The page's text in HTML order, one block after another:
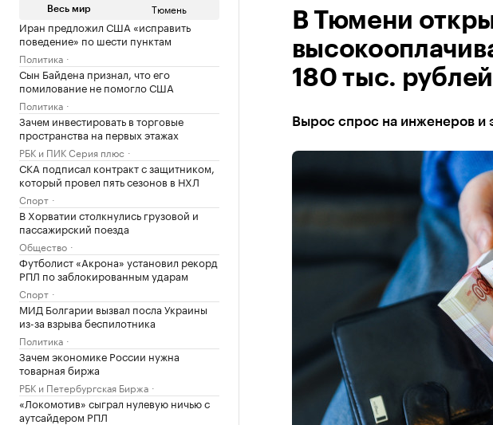
Весь мир Тюмень
Иран предложил США «исправить
поведение» по шести пунктам
Политика
Сын Байдена признал, что его
помилование не помогло США
Политика
Зачем инвестировать в торговые
пространства на первых этажах
РБК и ПИК Серия плюс
СКА подписал контракт с защитником,
который провел пять сезонов в НХЛ
Спорт
В Хорватии столкнулись грузовой и
пассажирский поезда
Общество
Футболист «Акрона» установил рекорд
РПЛ по заблокированным ударам
Спорт
МИД Болгарии вызвал посла Украины
из-за взрыва беспилотника
Политика
Зачем экономике России нужна
товарная биржа
РБК и Петербургская Биржа
«Локомотив» сыграл нулевую ничью с
аутсайдером РПЛ
В Тюмени
180 тыс. рублей
Вырос спрос на инженеров и